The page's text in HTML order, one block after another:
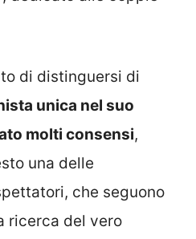
di distinguersi di
unica nel suo
molti consensi,
una delle
che seguono
ricerca del vero